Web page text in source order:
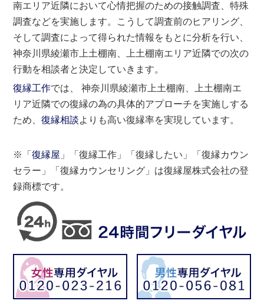
南エリア近隣において心情把握のための接触調査、特殊
調査などを実施します。こうして調査前のヒアリング、
そして調査によって得られた情報をもとに分析を行い、
神奈川県綾瀬市上土棚南、上土棚南エリア近隣での次の
行動を相談者と決定していきます。
復縁工作では、 神奈川県綾瀬市上土棚南、上土棚南エ
リア近隣での復縁の為の具体的アプローチを実施しする
ため、復縁相談よりも高い復縁率を実現しています。
※「復縁屋 」「復縁工作」「復縁したい」「復縁カウン
セラー」「復縁カウンセリング」は復縁屋株式会社の登
録商標です。